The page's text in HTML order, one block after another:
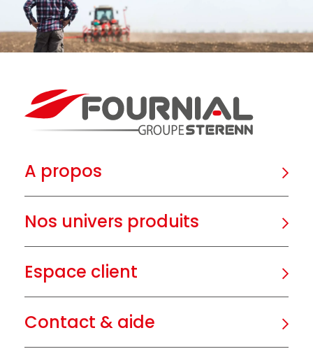
A propos
Nos univers produits
Espace client
Contact & aide